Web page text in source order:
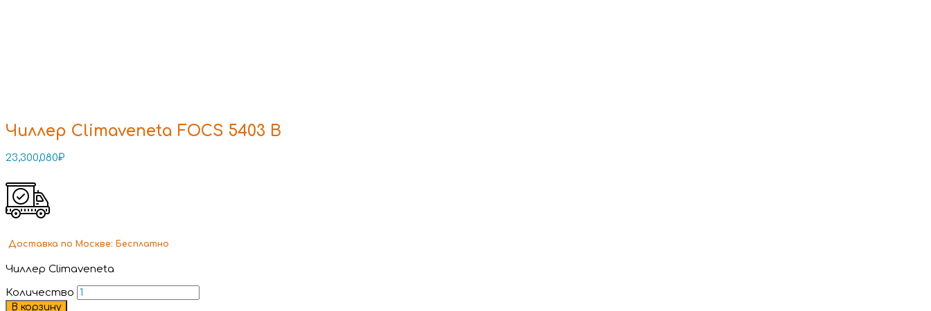
Чиллер Climaveneta FOCS 5403 B
23,300,080₽
Доставка по Москве: Бесплатно
Чиллер Climaveneta
Количество
В корзину